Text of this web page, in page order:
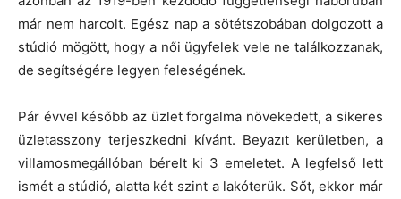
már nem harcolt. Egész nap a sötétszobában dolgozott a
stúdió mögött, hogy a női ügyfelek vele ne találkozzanak,
de segítségére legyen feleségének.
Pár évvel később az üzlet forgalma növekedett, a sikeres
üzletasszony terjeszkedni kívánt. Beyazıt kerületben, a
villamosmegállóban bérelt ki 3 emeletet. A legfelső lett
ismét a stúdió, alatta két szint a lakóterük. Sőt, ekkor már